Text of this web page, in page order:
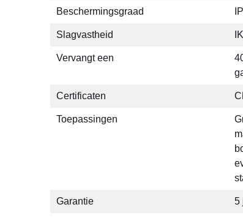
Beschermingsgraad
Slagvastheid
Vervangt een
Certificaten
Toepassingen
Garantie 5